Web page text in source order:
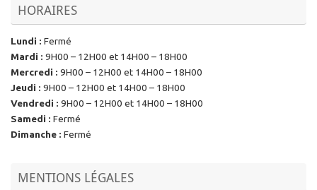
HORAIRES
Lundi : Fermé
Mardi : 9H00 – 12H00 et 14H00 – 18H00
Mercredi : 9H00 – 12H00 et 14H00 – 18H00
Jeudi : 9H00 – 12H00 et 14H00 – 18H00
Vendredi : 9H00 – 12H00 et 14H00 – 18H00
Samedi : Fermé
Dimanche : Fermé
MENTIONS LÉGALES